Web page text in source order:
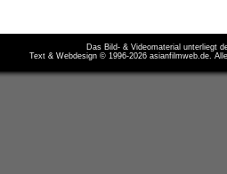
Das Bild- & Videomaterial unterliegt
Text & Webdesign © 1996-2026 asianfilmweb.de.